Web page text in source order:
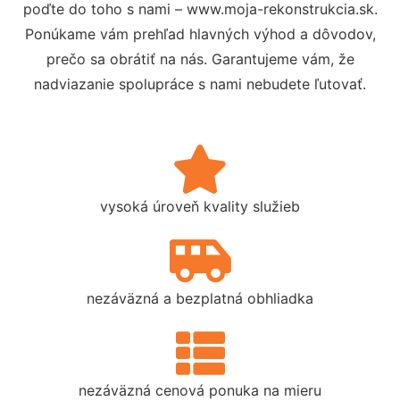
poďte do toho s nami – www.moja-rekonstrukcia.sk.
Ponúkame vám prehľad hlavných výhod a dôvodov,
prečo sa obrátiť na nás. Garantujeme vám, že
nadviazanie spolupráce s nami nebudete ľutovať.
vysoká úroveň kvality služieb
nezáväzná a bezplatná obhliadka
nezáväzná cenová ponuka na mieru